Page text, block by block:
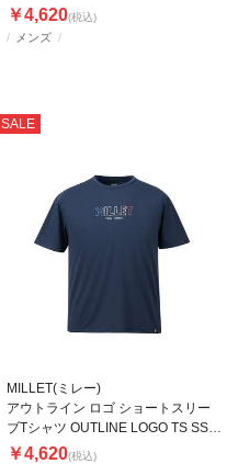
メンズ
￥4,620(税込)
SALE
MILLET(ミレー)
アウトライン ロゴ ショートスリー
ブTシャツ OUTLINE LOGO TS SS
M
￥4,620(税込)